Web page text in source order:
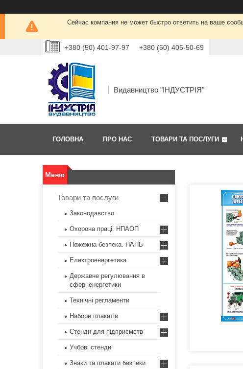
Сейчас компания не может быстро ответить на ваше
+380 (50) 401-97-97 +380 (50) 406-50-69
Видавництво "ІНДУСТРІЯ"
ГОЛОВНА ПРО НАС ТОВАРИ ТА ПОСЛУГИ
Товари та послуги
Законодавство
Охорона праці. НПАОП
Пожежна безпека. НАПБ
Електроенергетика
Державне регулювання в
сфері енергетики
Технічні регламенти
Набори плакатів
Стенди для підприємств
Учбові стенди
Знаки та плакати безпеки